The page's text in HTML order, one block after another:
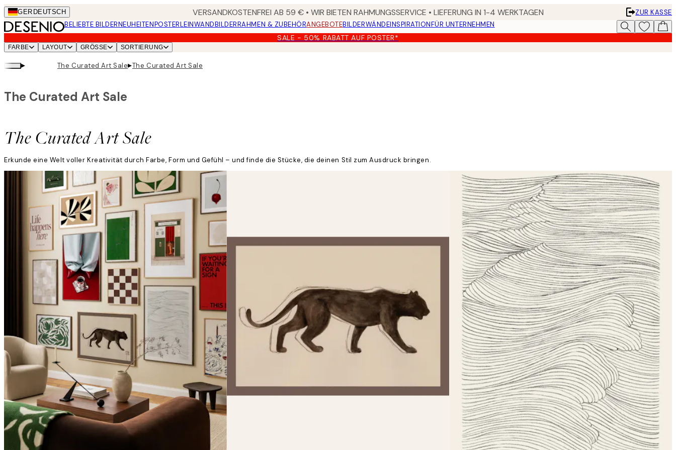
Skip
to
main
content.
GER DEUTSCH VERSANDKOSTENFREI AB 59 € • WIR BIETEN RAHMUNGSSERVICE • LIEFERUNG IN 1-4 WERKTAGEN
ZUR KASSE
BELIEBTE BILDERNEUHEITENPOSTERLEINWANDBILDERRAHMEN & ZUBEHÖRANGEBOTEBILDERWÄNDEINSPIRATIONFÜR UNTERNEHMEN
SALE - 50% RABATT AUF POSTER*
FARBE LAYOUT GRÖSSE SORTIERUNG
▸ The Curated Art Sale▸The Curated Art Sale
The Curated Art Sale
The Curated Art Sale
Erkunde eine Welt voller Kreativität durch Farbe, Form und Gefühl – und finde die Stücke, die deinen Stil zum Ausdruck bringen.